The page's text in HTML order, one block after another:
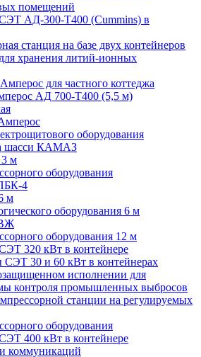
помещений
АД-300-Т400 (Cummins) в
станция на базе двух контейнеров
хранения литий-ионных
для частного коттеджа
АД 700-Т400 (5,5 м)
оборудования
шасси КАМАЗ
м
оборудования
4
м
оборудования 6 м
оборудования 12 м
320 кВт в контейнере
СЭТ 30 и 60 кВт в контейнерах
исполнении для
контроля промышленных выбросов
станции на регулируемых
оборудования
400 кВт в контейнере
коммуникаций